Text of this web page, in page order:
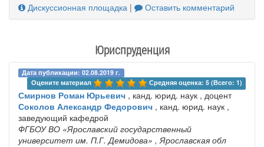
Дискуссионная площадка | Оставить комментарий
Юриспруденция
Дата публикации: 02.08.2019 г.
Оцените материал
Средняя оценка: 5 (Всего: 1)
Смирнов Роман Юрьевич , канд. юрид. наук , доцент
Соколов Александр Федорович , канд. юрид. наук ,
заведующий кафедрой
ФГБОУ ВО «Ярославский государственный
университет им. П.Г. Демидова» , Ярославская обл